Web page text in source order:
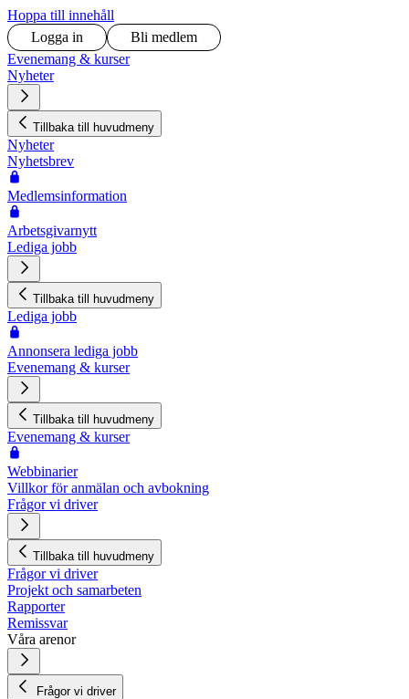
Hoppa till innehåll
Logga in
Bli medlem
Evenemang & kurser
Nyheter
Tillbaka till huvudmeny
Nyheter
Nyhetsbrev
Medlemsinformation
Arbetsgivarnytt
Lediga jobb
Tillbaka till huvudmeny
Lediga jobb
Annonsera lediga jobb
Evenemang & kurser
Tillbaka till huvudmeny
Evenemang & kurser
Webbinarier
Villkor för anmälan och avbokning
Frågor vi driver
Tillbaka till huvudmeny
Frågor vi driver
Projekt och samarbeten
Rapporter
Remissvar
Våra arenor
Frågor vi driver